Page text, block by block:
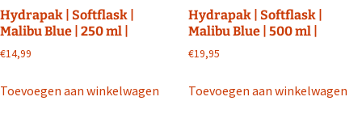
Hydrapak | Softflask |
Malibu Blue | 250 ml |
€14,99
Toevoegen aan winkelwagen
Hydrapak | Softflask |
Malibu Blue | 500 ml |
€19,95
Toevoegen aan winkelwagen